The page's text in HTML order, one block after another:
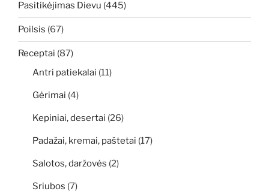
Pasitikėjimas Dievu (445)
Poilsis (67)
Receptai (87)
Antri patiekalai (11)
Gėrimai (4)
Kepiniai, desertai (26)
Padažai, kremai, paštetai (17)
Salotos, daržovės (2)
Sriubos (7)